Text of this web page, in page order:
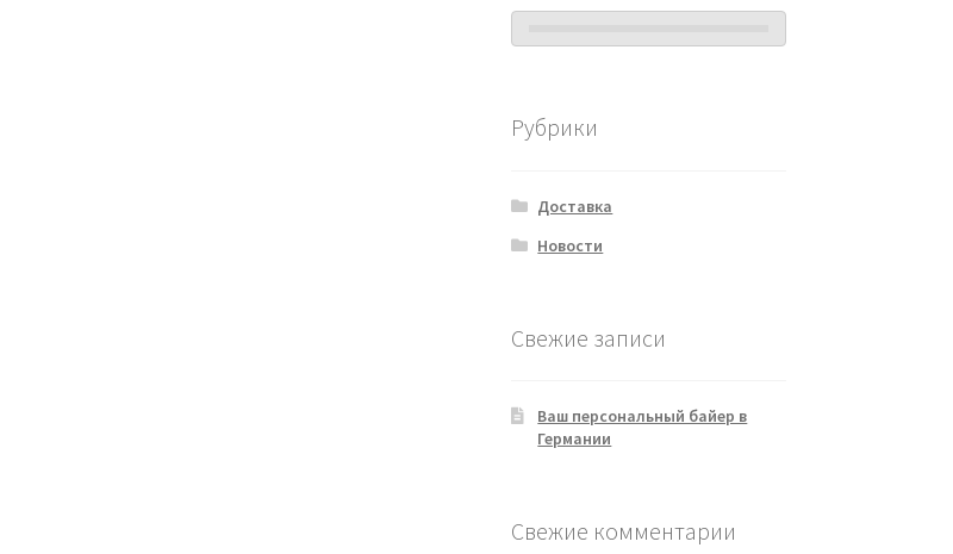
Рубрики
Доставка
Новости
Свежие записи
Ваш персональный байер в
Германии
Свежие комментарии